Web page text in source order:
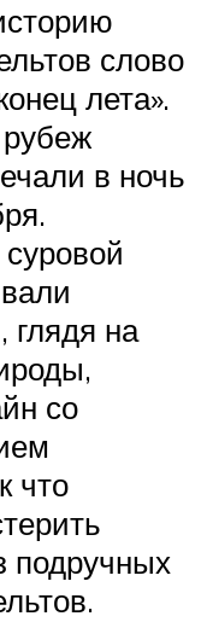
слово
лета».
в ночь
глядя на
со
что